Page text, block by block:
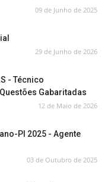
09 de Junho de 2025
29 de Junho de 2026
- Técnico
Gabaritadas
12 de Maio de 2026
PI 2025 - Agente
03 de Outubro de 2025